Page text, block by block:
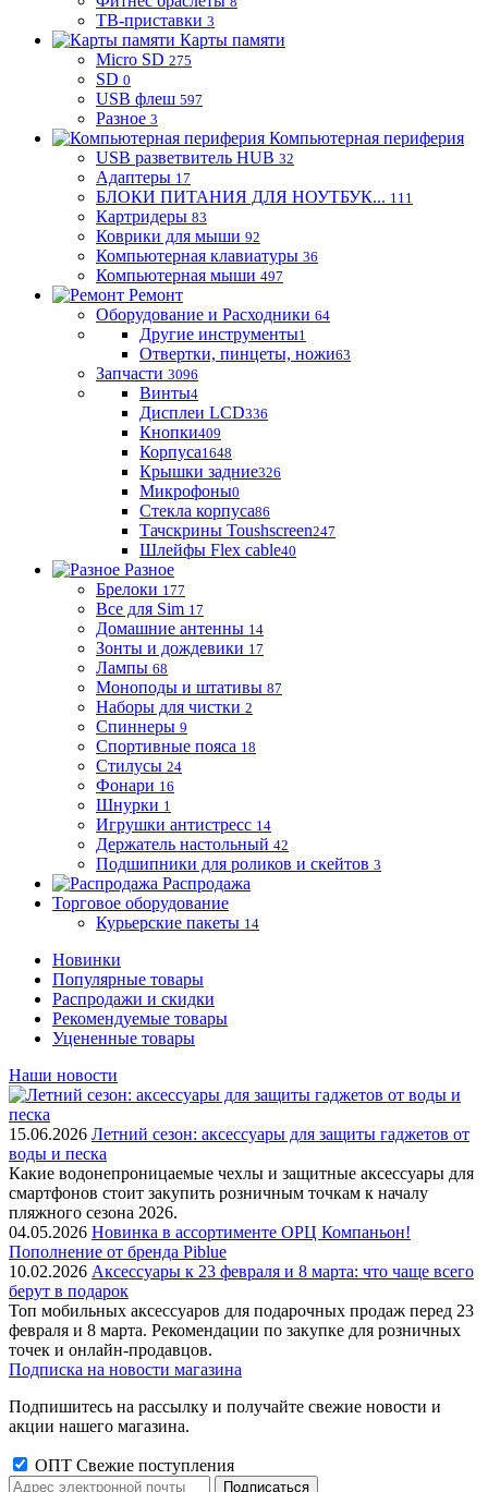
ТВ-приставки 3
Карты памяти
Micro SD 275
SD 0
USB флеш 597
Разное 3
Компьютерная периферия
USB разветвитель HUB 32
Адаптеры 17
БЛОКИ ПИТАНИЯ ДЛЯ НОУТБУК... 111
Картридеры 83
Коврики для мыши 92
Компьютерная клавиатуры 36
Компьютерная мыши 497
Ремонт
Оборудование и Расходники 64
Другие инструменты1
Отвертки, пинцеты, ножи63
Запчасти 3096
Винты4
Дисплеи LCD336
Кнопки409
Корпуса1648
Крышки задние326
Микрофоны0
Стекла корпуса86
Тачскрины Toushscreen247
Шлейфы Flex cable40
Разное
Брелоки 177
Все для Sim 17
Домашние антенны 14
Зонты и дождевики 17
Лампы 68
Моноподы и штативы 87
Наборы для чистки 2
Спиннеры 9
Спортивные пояса 18
Стилусы 24
Фонари 16
Шнурки 1
Игрушки антистресс 14
Держатель настольный 42
Подшипники для роликов и скейтов 3
Распродажа
Торговое оборудование
Курьерские пакеты 14
Новинки
Популярные товары
Распродажи и скидки
Рекомендуемые товары
Уцененные товары
Наши новости
15.06.2026 Летний сезон: аксессуары для защиты гаджетов от
воды и песка
Какие водонепроницаемые чехлы и защитные аксессуары для
смартфонов стоит закупить розничным точкам к началу
пляжного сезона 2026.
04.05.2026 Новинка в ассортименте OРЦ Компаньон!
Пополнение от бренда Piblue
10.02.2026 Аксессуары к 23 февраля и 8 марта: что чаще всего
берут в подарок
Топ мобильных аксессуаров для подарочных продаж перед 23
февраля и 8 марта. Рекомендации по закупке для розничных
точек и онлайн-продавцов.
Подписка на новости магазина
Подпишитесь на рассылку и получайте свежие новости и
акции нашего магазина.
ОПТ Свежие поступления